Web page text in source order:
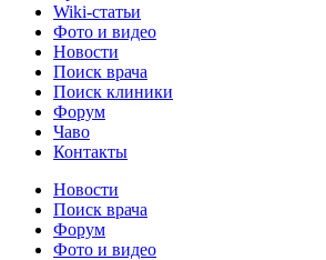
Wiki-статьи
Фото и видео
Новости
Поиск врача
Поиск клиники
Форум
Чаво
Контакты
Новости
Поиск врача
Форум
Фото и видео